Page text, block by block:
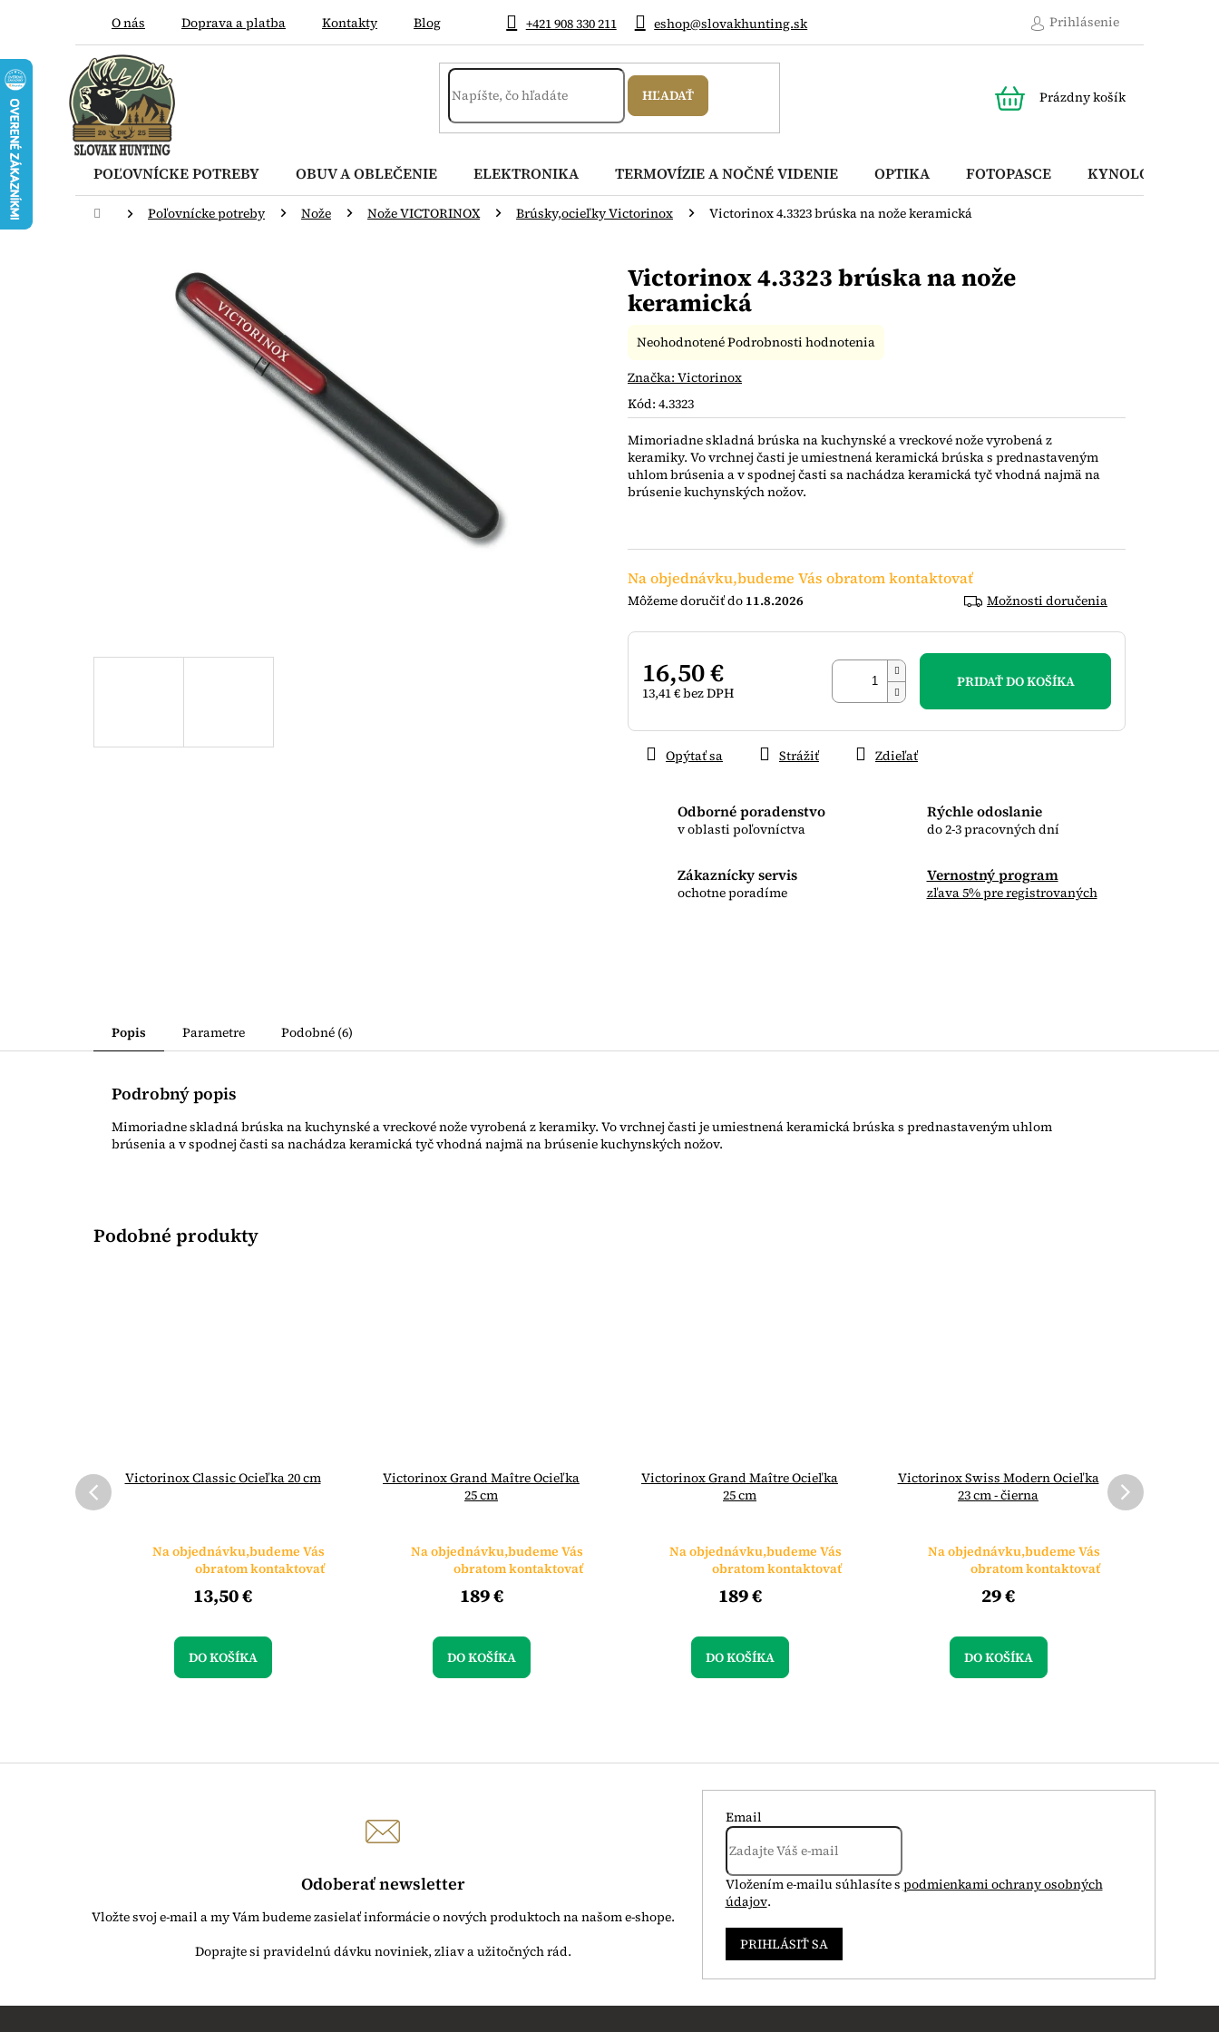
+421 908 330 211 eshop@slovakhunting.sk
O nás Doprava a platba Kontakty Blog Prihlásenie
HĽADAŤ
KOŠÍK
Prázdny košík
POĽOVNÍCKE POTREBY OBUV A OBLEČENIE ELEKTRONIKA TERMOVÍZIE A NOČNÉ VIDENIE OPTIKA FOTOPASCE KYNOLOGICKÉ
DomovPoľovnícke potreby Nože Nože VICTORINOX Brúsky,ocieľky Victorinox Victorinox 4.3323 brúska na nože keramická
Victorinox 4.3323 brúska na nože
keramická
Kód: 4.3323
Na objednávku,budeme Vás obratom kontaktovať
11.8.2026 Možnosti doručenia
16,50 €
13,41 € bez DPH
cena:
PRIDAŤ DO KOŠÍKA
Odborné poradenstvo
v oblasti poľovníctva
Rýchle odoslanie
do 2-3 pracovných dní
Zákaznícky servis
ochotne poradíme
Vernostný program
zľava 5% pre registrovaných
Mimoriadne skladná brúska na kuchynské a vreckové nože vyrobená z
keramiky. Vo vrchnej časti je umiestnená keramická brúska s prednastaveným
uhlom brúsenia a v spodnej časti sa nachádza keramická tyč vhodná najmä na
brúsenie kuchynských nožov.
Opýtať sa Strážiť Zdieľať
Priemerné
produktu
0,0
5
hviezdičiek.
NeohodnotenéPodrobnosti hodnotenia
Značka: Victorinox
Popis Parametre Podobné (6)
Podrobný popis
Mimoriadne skladná brúska na kuchynské a vreckové nože vyrobená z keramiky. Vo vrchnej časti je umiestnená keramická brúska s prednastaveným uhlom
brúsenia a v spodnej časti sa nachádza keramická tyč vhodná najmä na brúsenie kuchynských nožov.
Victorinox Classic Ocieľka 20 cm
Na objednávku,budeme Vás
obratom kontaktovať
13,50 €
DO KOŠÍKA
Victorinox Grand Maître Ocieľka
25 cm
Na objednávku,budeme Vás
obratom kontaktovať
189 €
DO KOŠÍKA
Victorinox Grand Maître Ocieľka
25 cm
Na objednávku,budeme Vás
obratom kontaktovať
189 €
DO KOŠÍKA
Victorinox Swiss Modern Ocieľka
23 cm - čierna
Na objednávku,budeme Vás
obratom kontaktovať
29 €
DO KOŠÍKA
Odoberať newsletter
Vložte svoj e-mail a my Vám budeme zasielať informácie o nových produktoch na našom e-shope.
Email
Vložením e-mailu súhlasíte s podmienkami ochrany osobných
údajov.
PRIHLÁSIŤ SA